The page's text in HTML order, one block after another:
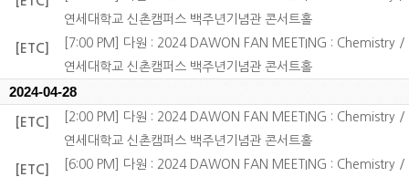
연세대학교 신촌캠퍼스 백주년기념관 콘서트홀
[ETC]
[7:00 PM] 다원 : 2024 DAWON FAN MEETING : Chemistry /
연세대학교 신촌캠퍼스 백주년기념관 콘서트홀
2024-04-28
[ETC]
[2:00 PM] 다원 : 2024 DAWON FAN MEETING : Chemistry /
연세대학교 신촌캠퍼스 백주년기념관 콘서트홀
[ETC]
[6:00 PM] 다원 : 2024 DAWON FAN MEETING : Chemistry /